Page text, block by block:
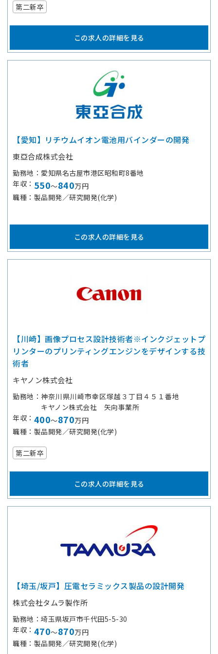
第二新卒
この求人の詳細を見る
【愛知】リチウムイオン電池用バインダーの開発
東亞合成株式会社
勤務地
愛知県名古屋市港区昭和町8番地
年収
550～840万円
職種
製品開発／研究開発(化学)
この求人の詳細を見る
【川崎】画像プロセス設計技術者※インクジェットプ
リンターのプリンティングエンジンをデザインする技
術者
キヤノン株式会社
勤務地
神奈川県川崎市幸区塚越３丁目４５１番地
キヤノン株式会社 矢向事業所
年収
400～870万円
職種
製品開発／研究開発(化学)
第二新卒
この求人の詳細を見る
【埼玉/坂戸】圧電セラミックス製品の設計開発
株式会社タムラ製作所
勤務地
埼玉県坂戸市千代田5-5-30
年収
470～870万円
職種
製品開発／研究開発(化学)